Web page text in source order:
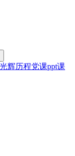
辉历程党课ppt课